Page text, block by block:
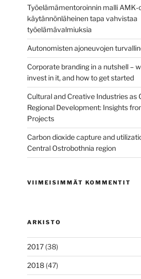
Työelämämentoroinnin malli
käytännönläheinen tapa vahvistaa
työelämävalmiuksia
Autonomisten ajoneuvojen
Corporate branding in a nutshell –
invest in it, and how to get started
Cultural and Creative Industries as
Regional Development: Insights
Projects
Carbon dioxide capture and
Central Ostrobothnia region
VIIMEISIMMÄT KOMMENTIT
ARKISTO
2017(38)
2018(47)